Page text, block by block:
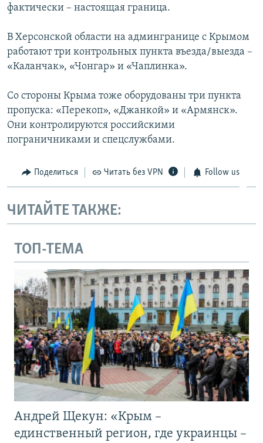
фактически – настоящая граница.
В Херсонской области на админгранице с Крымом
работают три контрольных пункта въезда/выезда –
«Каланчак», «Чонгар» и «Чаплинка».
Со стороны Крыма тоже оборудованы три пункта
пропуска: «Перекоп», «Джанкой» и «Армянск».
Они контролируются российскими
пограничниками и спецслужбами.
Поделиться Читать без VPN Follow us
ЧИТАЙТЕ ТАКЖЕ:
ТОП-ТЕМА
Андрей Щекун: «Крым –
единственный регион, где украинцы –